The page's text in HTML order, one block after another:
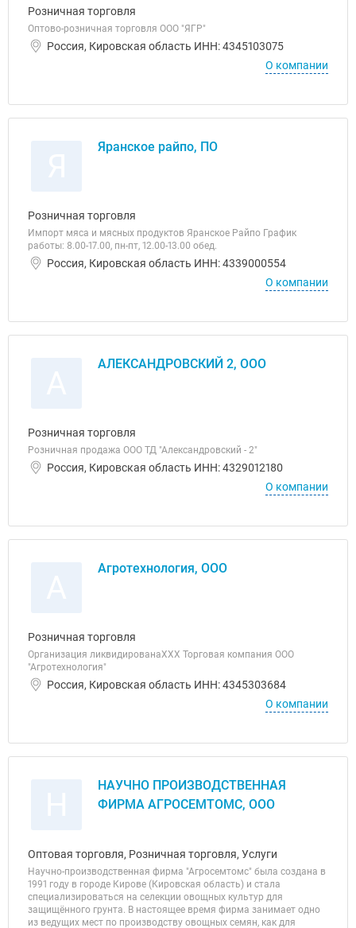
Розничная торговля
Оптово-розничная торговля ООО "ЯГР"
Россия, Кировская область ИНН: 4345103075
О компании
Яранское райпо, ПО
Розничная торговля
Импорт мяса и мясных продуктов Яранское Райпо График
работы: 8.00-17.00, пн-пт, 12.00-13.00 обед.
Россия, Кировская область ИНН: 4339000554
О компании
АЛЕКСАНДРОВСКИЙ 2, ООО
Розничная торговля
Розничная продажа ООО ТД "Александровский - 2"
Россия, Кировская область ИНН: 4329012180
О компании
Агротехнология, ООО
Розничная торговля
Организация ликвидированаХХХ Торговая компания ООО
"Агротехнология"
Россия, Кировская область ИНН: 4345303684
О компании
НАУЧНО ПРОИЗВОДСТВЕННАЯ
ФИРМА АГРОСЕМТОМС, ООО
Оптовая торговля, Розничная торговля, Услуги
Научно-производственная фирма "Агросемтомс" была создана в
1991 году в городе Кирове (Кировская область) и стала
специализироваться на селекции овощных культур для
защищённого грунта. В настоящее время фирма занимает одно
из ведущих мест по производству овощных семян, как для